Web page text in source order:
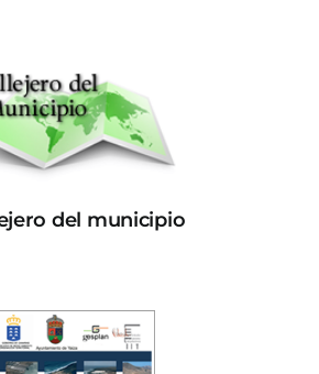
del municipio